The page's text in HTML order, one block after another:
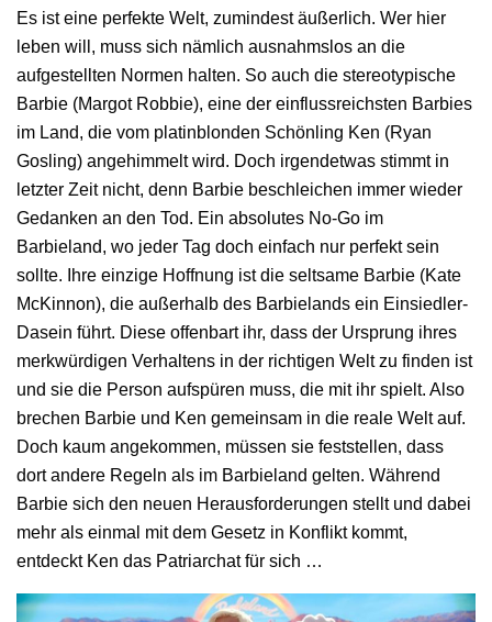
Es ist eine perfekte Welt, zumindest äußerlich. Wer hier
leben will, muss sich nämlich ausnahmslos an die
aufgestellten Normen halten. So auch die stereotypische
Barbie (Margot Robbie), eine der einflussreichsten Barbies
im Land, die vom platinblonden Schönling Ken (Ryan
Gosling) angehimmelt wird. Doch irgendetwas stimmt in
letzter Zeit nicht, denn Barbie beschleichen immer wieder
Gedanken an den Tod. Ein absolutes No-Go im
Barbieland, wo jeder Tag doch einfach nur perfekt sein
sollte. Ihre einzige Hoffnung ist die seltsame Barbie (Kate
McKinnon), die außerhalb des Barbielands ein Einsiedler-
Dasein führt. Diese offenbart ihr, dass der Ursprung ihres
merkwürdigen Verhaltens in der richtigen Welt zu finden ist
und sie die Person aufspüren muss, die mit ihr spielt. Also
brechen Barbie und Ken gemeinsam in die reale Welt auf.
Doch kaum angekommen, müssen sie feststellen, dass
dort andere Regeln als im Barbieland gelten. Während
Barbie sich den neuen Herausforderungen stellt und dabei
mehr als einmal mit dem Gesetz in Konflikt kommt,
entdeckt Ken das Patriarchat für sich …